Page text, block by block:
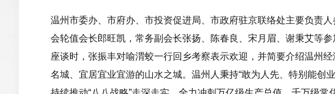
温州市委办、市府办、市投资促进局、市政府驻京联络处主要负责
会轮值会长郎旺凯，常务副会长张扬、陈春良、宋月眉、谢秉艾等参
座谈时，张振丰对喻渭蛟一行回乡考察表示欢迎，并简要介绍温州
名城、宜居宜业宜游的山水之城。温州人秉持“敢为人先、特别能创